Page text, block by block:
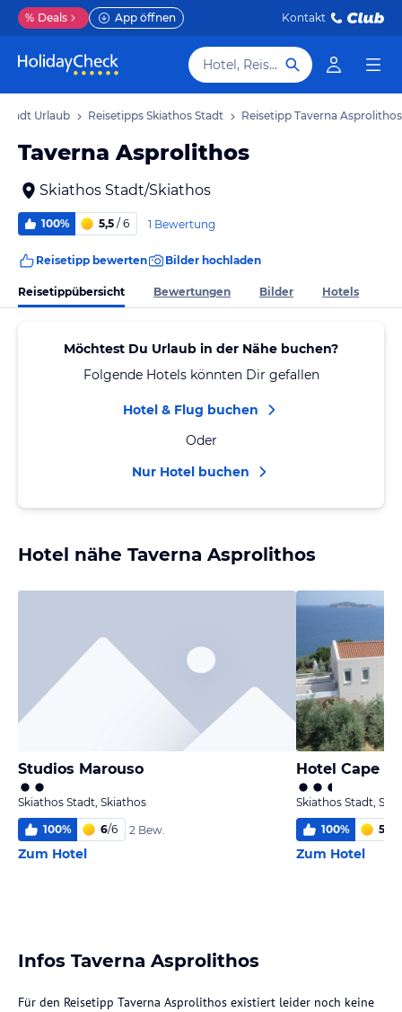
% Deals App öffnen Kontakt
Hotel, Reiseziel
Stadt Urlaub Reisetipps Skiathos Stadt Reisetipp Taverna Asprolithos
Taverna Asprolithos
Skiathos Stadt/Skiathos
100% 5,5 / 6 1 Bewertung
Reisetipp bewerten Bilder hochladen
Reisetippübersicht Bewertungen Bilder Hotels
Möchtest Du Urlaub in der Nähe buchen?
Folgende Hotels könnten Dir gefallen
Hotel & Flug buchen
Oder
Nur Hotel buchen
Hotel nähe Taverna Asprolithos
Studios Marouso
Skiathos Stadt, Skiathos
100% 6/6 2 Bew.
Zum Hotel
Hotel Cape
Skiathos Stadt,
100% 5,9
Zum Hotel
Infos Taverna Asprolithos
Für den Reisetipp Taverna Asprolithos existiert leider noch keine